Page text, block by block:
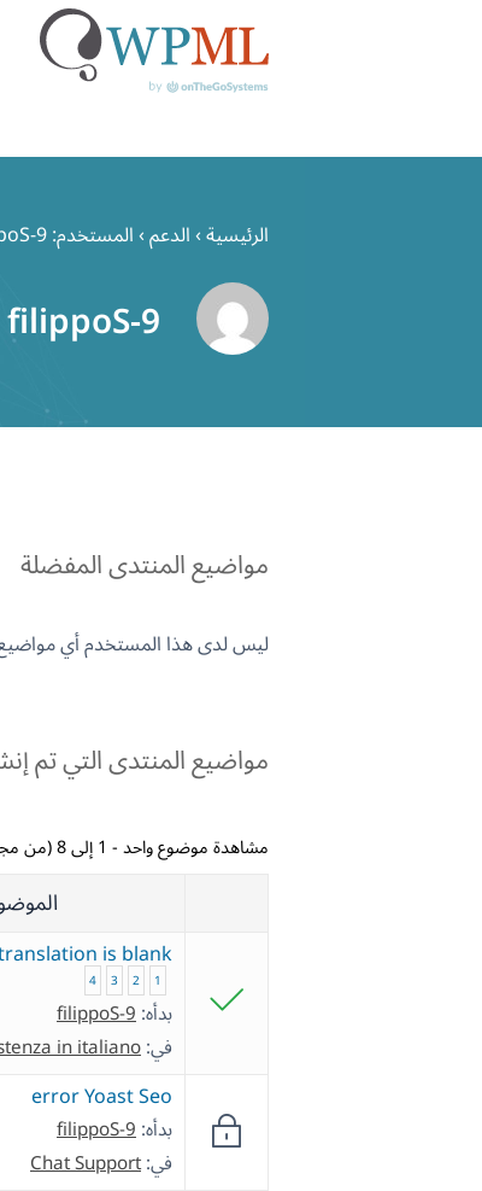
الرئيسية›الدعم›المستخدم: filippoS-9
filippoS-9
مواضيع المنتدى المفضلة
ليس لدى هذا المستخدم أي
مواضيع المنتدى التي تم
مشاهدة موضوع واحد - 1 إلى 8 (من مجموع 8)
is blank
1
2
3
4
بدأه:filippoS-9
في:in italiano
error Yoast Seo
بدأه:filippoS-9
في:Chat Support